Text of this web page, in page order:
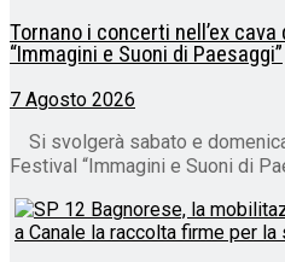
Tornano i concerti nell’ex
“Immagini e Suoni di Paesaggi”
7 Agosto 2026
Si svolgerà sabato e
Festival “Immagini e Suoni di